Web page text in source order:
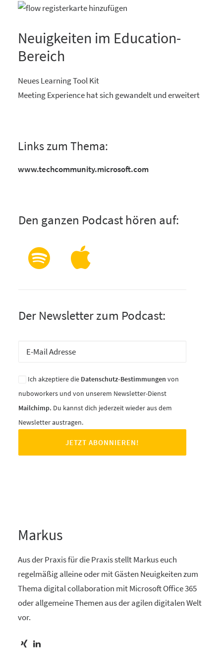
Neuigkeiten im Education-
Bereich
Neues Learning Tool Kit
Meeting Experience hat sich gewandelt und erweitert
Links zum Thema:
www.techcommunity.microsoft.com
Den ganzen Podcast hören auf:
Der Newsletter zum Podcast:
Ich akzeptiere die Datenschutz-Bestimmungen von
nuboworkers und von unserem Newsletter-Dienst
Mailchimp. Du kannst dich jederzeit wieder aus dem
Newsletter austragen.
Markus
Aus der Praxis für die Praxis stellt Markus euch
regelmäßig alleine oder mit Gästen Neuigkeiten zum
Thema digital collaboration mit Microsoft Office 365
oder allgemeine Themen aus der agilen digitalen Welt
vor.